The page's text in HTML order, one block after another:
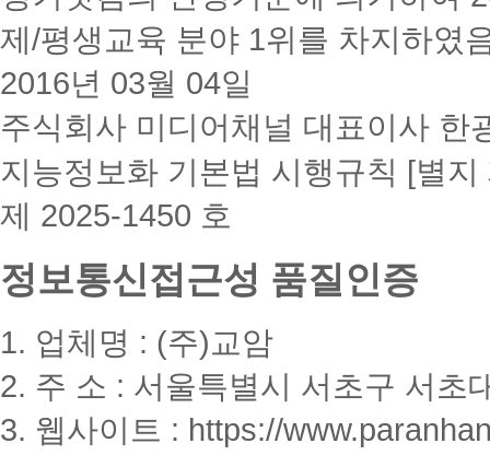
제/평생교육 분야 1위를 차지하였
2016년 03월 04일
주식회사 미디어채널 대표이사 한
지능정보화 기본법 시행규칙 [별지
제 2025-1450 호
정보통신접근성 품질인증
1. 업체명 : (주)교암
2. 주 소 : 서울특별시 서초구 서초
3. 웹사이트 : https://